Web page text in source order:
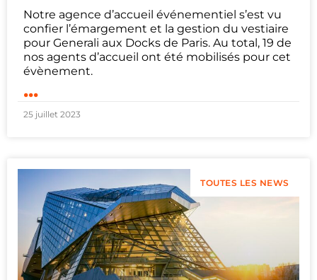
Notre agence d’accueil événementiel s’est vu
confier l’émargement et la gestion du vestiaire
pour Generali aux Docks de Paris. Au total, 19 de
nos agents d’accueil ont été mobilisés pour cet
évènement.
...
25 juillet 2023
TOUTES LES NEWS